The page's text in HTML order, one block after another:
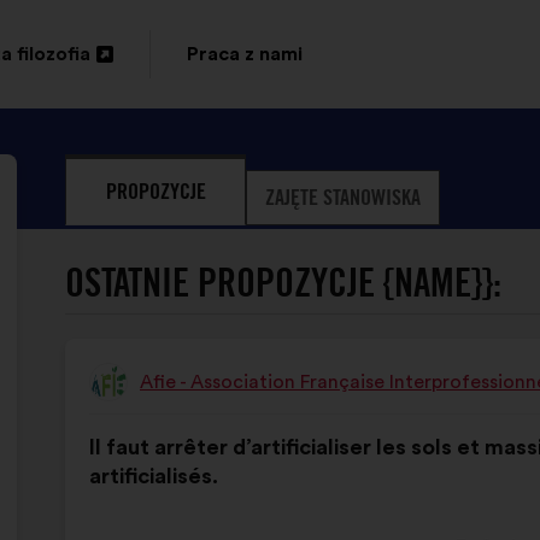
filozofia
Praca z nami
PROPOZYCJE ZAJĘTE STANOWISKA
OSTATNIE PROPOZYCJE {NAME}}:
Propozycja:
Afie - Association Française
propozycji:
Il faut arrêter d’artificialiser les sols et
artificialisés.
czym
głosy